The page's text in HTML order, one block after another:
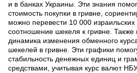
и в банках Украины. Эти знания
стоимость покупки в гривне,
можно перевести 10 000
соотношение шекеля к гривне. Также
динамика изменения обменного
шекелей в гривне. Эти графики
стабильность денежных единиц и
средствами, учитывая курс валют НБУ